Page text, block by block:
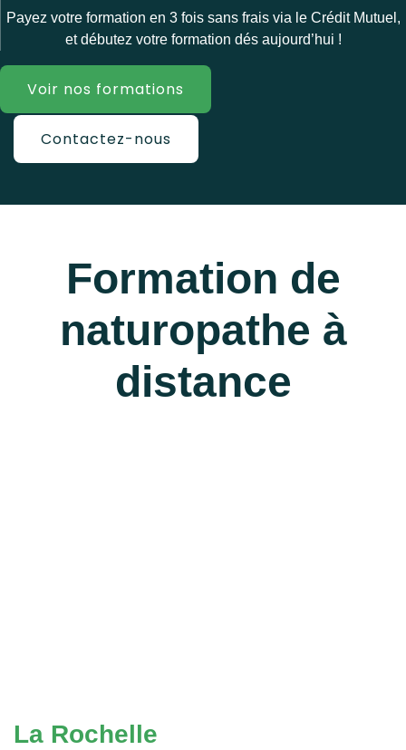
Payez votre formation en 3 fois sans frais via le Crédit Mutuel,
et débutez votre formation dés aujourd’hui !
Voir nos formations
Contactez-nous
Formation de
naturopathe à
distance
La Rochelle